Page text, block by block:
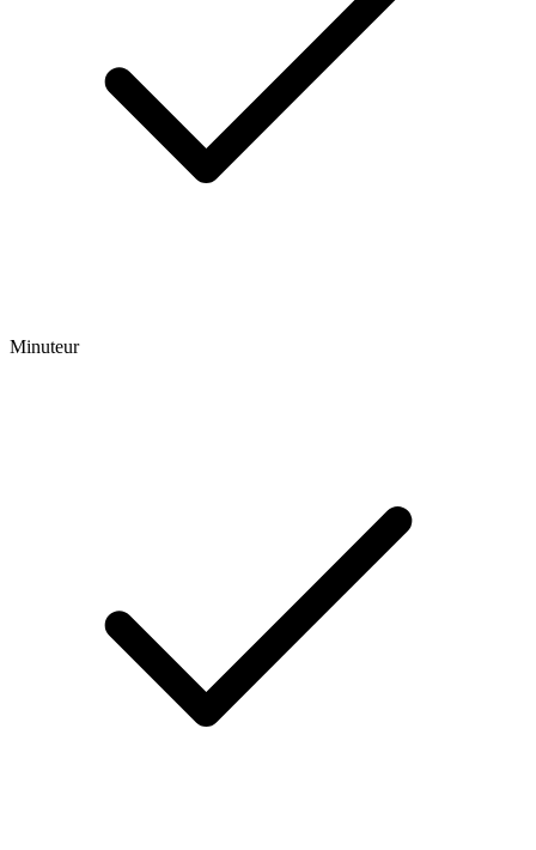
Minuteur